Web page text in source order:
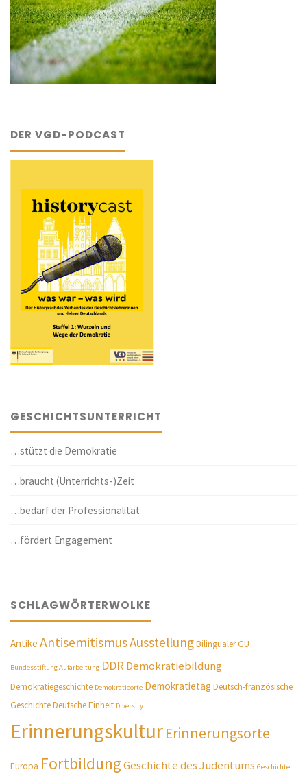
DER VGD-PODCAST
GESCHICHTSUNTERRICHT
…stützt die Demokratie
…braucht (Unterrichts-)Zeit
…bedarf der Professionalität
…fördert Engagement
SCHLAGWÖRTERWOLKE
Antike AntisemitismusAusstellungBilingualer GU
Bundesstiftung Aufarbeitung DDR Demokratiebildung
Demokratiegeschichte Demokratieorte Demokratietag Deutsch-französische
GeschichteDeutsche Einheit Diversity
ErinnerungskulturErinnerungsorte
Europa Fortbildung Geschichte des Judentums Geschichte